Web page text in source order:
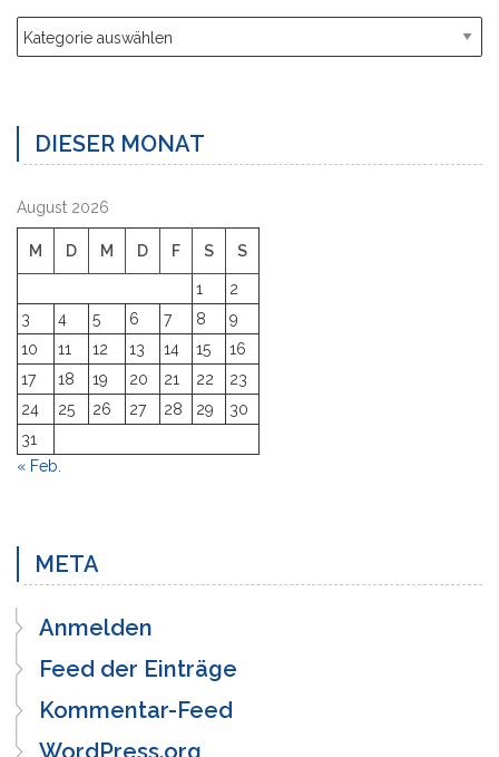
Kategorien
DIESER MONAT
August 2026
M D M D F S S
1
2
3
4 5 6 7 8
9
10
11 12 13 14 15
16
17
18 19 20 21 22
23
24
25 26 27 28 29
30
31
« Feb.
META
Anmelden
Feed der Einträge
Kommentar-Feed
WordPress.org